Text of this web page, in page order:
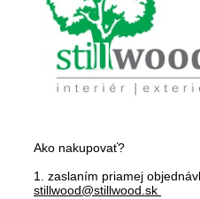
Ako nakupovať?
1. zaslaním priamej
stillwood@stillwood.sk